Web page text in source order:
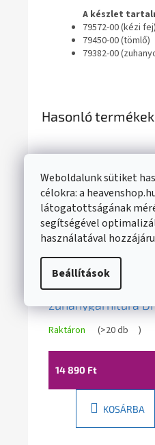
Weboldalunk sütiket
célokra: a
látogatottságának
segítségével
használatával
Beállítások
A készlet
79572-00 (kézi fej)
79450-00 (tömlő)
79382-00
Hasonló termékek
Mexen
zuhanygarnitúra
Raktáron (>20 db )
14 890 Ft
KOSÁRBA